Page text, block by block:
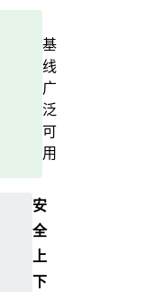
基
线
广
泛
可
用
安
全
上
下